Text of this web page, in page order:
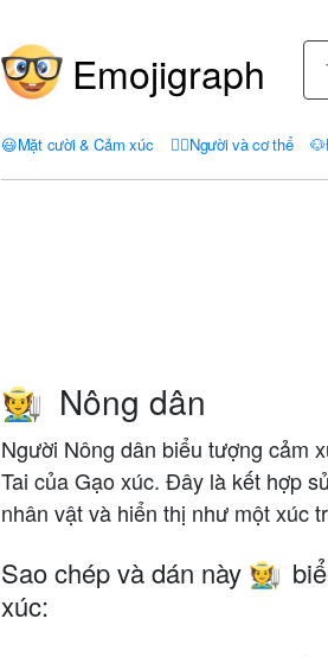
Emojigraph
😃Mặt cười & Cảm xúc 🤦‍♀️Người và cơ thể 🐶
🧑‍🌾 Nông dân
Người Nông dân biểu tượng cảm
Tai của Gạo xúc. Đây là kết hợp
nhân vật và hiển thị như một xúc
Sao chép và dán này 🧑‍🌾
xúc: